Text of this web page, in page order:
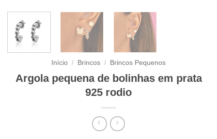
Início / Brincos / Brincos Pequenos
Argola pequena de bolinhas em prata
925 rodio